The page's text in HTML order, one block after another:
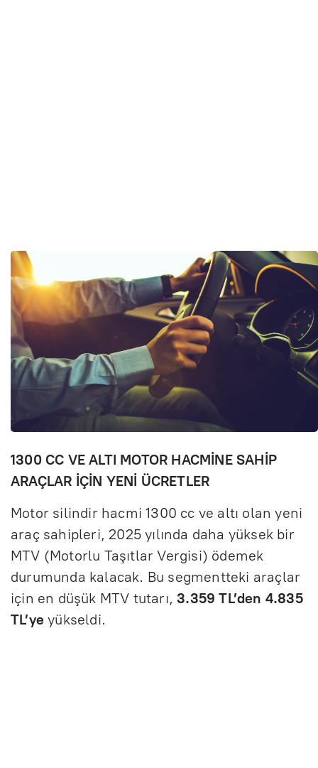
1300 CC VE ALTI MOTOR HACMİNE SAHİP
ARAÇLAR İÇİN YENİ ÜCRETLER
Motor silindir hacmi 1300 cc ve altı olan yeni
araç sahipleri, 2025 yılında daha yüksek bir
MTV (Motorlu Taşıtlar Vergisi) ödemek
durumunda kalacak. Bu segmentteki araçlar
için en düşük MTV tutarı,3.359 TL’den 4.835
TL’ye yükseldi.